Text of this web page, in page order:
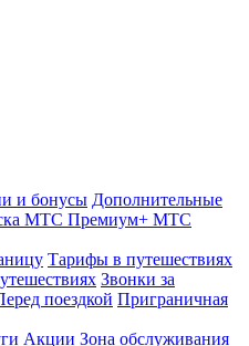
и бонусы Дополнительные
МТС Премиум+ МТС
Тарифы в путешествиях
Звонки за
поездкой Приграничная
Акции Зона обслуживания